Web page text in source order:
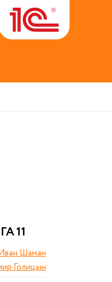
11
Шаман
Голицын